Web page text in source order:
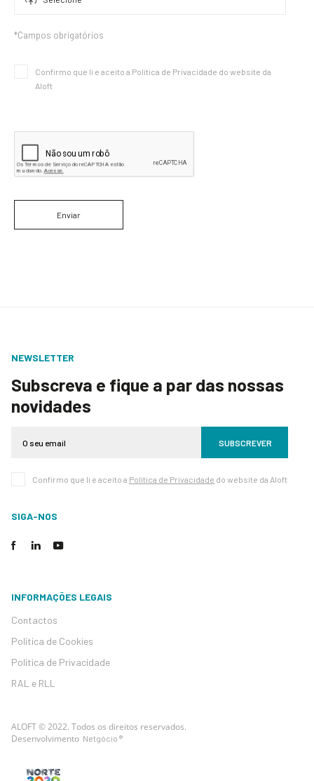
*Campos obrigatórios
Confirmo que li e aceito a Política de Privacidade do website da
Aloft
Enviar
NEWSLETTER
Subscreva e fique a par das nossas
novidades
SUBSCREVER
Confirmo que li e aceito a Política de Privacidade do website da Aloft
SIGA-NOS
INFORMAÇÕES LEGAIS
Contactos
Política de Cookies
Política de Privacidade
RAL e RLL
ALOFT © 2022. Todos os direitos reservados.
Desenvolvimento Netgócio ®